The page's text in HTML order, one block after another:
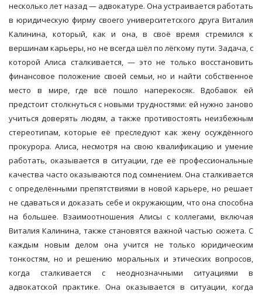
несколько лет назад — адвокатуре. Она устраивается работать
в юридическую фирму своего университетского друга Виталия
Калинина, который, как и она, в своё время стремился к
вершинам карьеры, но не всегда шёл по лёгкому пути. Задача, с
которой Алиса сталкивается, — это не только восстановить
финансовое положение своей семьи, но и найти собственное
место в мире, где всё пошло наперекосяк. Вдобавок ей
предстоит столкнуться с новыми трудностями: ей нужно заново
учиться доверять людям, а также противостоять неизбежным
стереотипам, которые её преследуют как жену осуждённого
прокурора. Алиса, несмотря на свою квалификацию и умение
работать, оказывается в ситуации, где её профессиональные
качества часто оказываются под сомнением. Она сталкивается
с определёнными препятствиями в новой карьере, но решает
не сдаваться и доказать себе и окружающим, что она способна
на большее. Взаимоотношения Алисы с коллегами, включая
Виталия Калинина, также становятся важной частью сюжета. С
каждым новым делом она учится не только юридическим
тонкостям, но и решению моральных и этических вопросов,
когда сталкивается с неоднозначными ситуациями в
адвокатской практике. Она оказывается в ситуации, когда